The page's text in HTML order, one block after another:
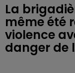
La
même été
violence
danger de